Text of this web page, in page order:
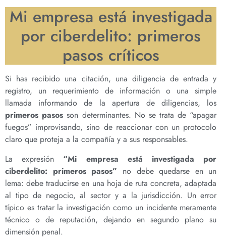
Mi empresa está investigada
por ciberdelito: primeros
pasos críticos
Si has recibido una citación, una diligencia de entrada y
registro, un requerimiento de información o una simple
llamada informando de la apertura de diligencias, los
primeros pasos son determinantes. No se trata de “apagar
fuegos” improvisando, sino de reaccionar con un protocolo
claro que proteja a la compañía y a sus responsables.
La expresión “Mi empresa está investigada por
ciberdelito: primeros pasos” no debe quedarse en un
lema: debe traducirse en una hoja de ruta concreta, adaptada
al tipo de negocio, al sector y a la jurisdicción. Un error
típico es tratar la investigación como un incidente meramente
técnico o de reputación, dejando en segundo plano su
dimensión penal.